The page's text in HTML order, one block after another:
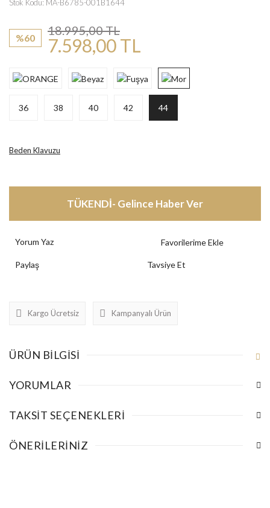
Stok Kodu: MA-B6785-001B1644
%60
18.995,00 TL
7.598,00 TL
36 38 40 42 44
Beden Klavuzu
TÜKENDİ- Gelince Haber Ver
Yorum Yaz
Paylaş Tavsiye Et
Kargo Ücretsiz Kampanyalı Ürün
ÜRÜN BILGISI
YORUMLAR
TAKSIT SEÇENEKLERI
ÖNERILERINIZ